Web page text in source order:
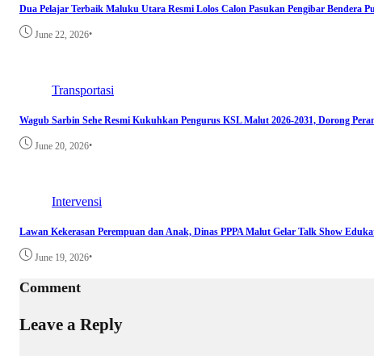
Dua Pelajar Terbaik Maluku Utara Resmi Lolos Calon Pasukan Pengibar Bendera
June 22, 2026•
Transportasi
Wagub Sarbin Sehe Resmi Kukuhkan Pengurus KSL Malut 2026-2031, Dorong
June 20, 2026•
Intervensi
Lawan Kekerasan Perempuan dan Anak, Dinas PPPA Malut Gelar Talk Show
June 19, 2026•
Comment
Leave a Reply